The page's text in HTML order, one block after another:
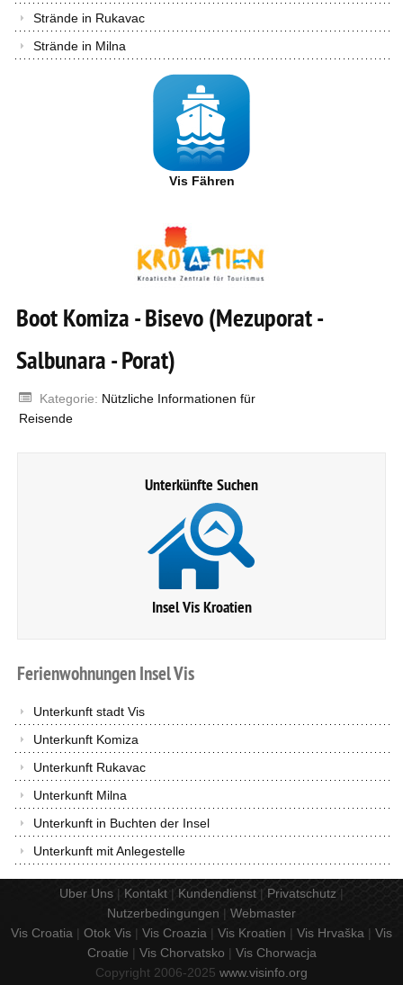
Strände in Rukavac
Strände in Milna
Vis Fähren
Boot Komiza - Bisevo (Mezuporat -
Salbunara - Porat)
Kategorie: Nützliche Informationen für
Reisende
Unterkünfte Suchen
Insel Vis Kroatien
FerienwohnungenInselVis
Unterkunft stadt Vis
Unterkunft Komiza
Unterkunft Rukavac
Unterkunft Milna
Unterkunft in Buchten der Insel
Unterkunft mit Anlegestelle
Uber Uns | Kontakt | Kundendienst | Privatschutz |
Nutzerbedingungen | Webmaster
Vis Croatia | Otok Vis | Vis Croazia | Vis Kroatien | Vis Hrvaška | Vis
Croatie | Vis Chorvatsko | Vis Chorwacja
Copyright 2006-2025 www.visinfo.org